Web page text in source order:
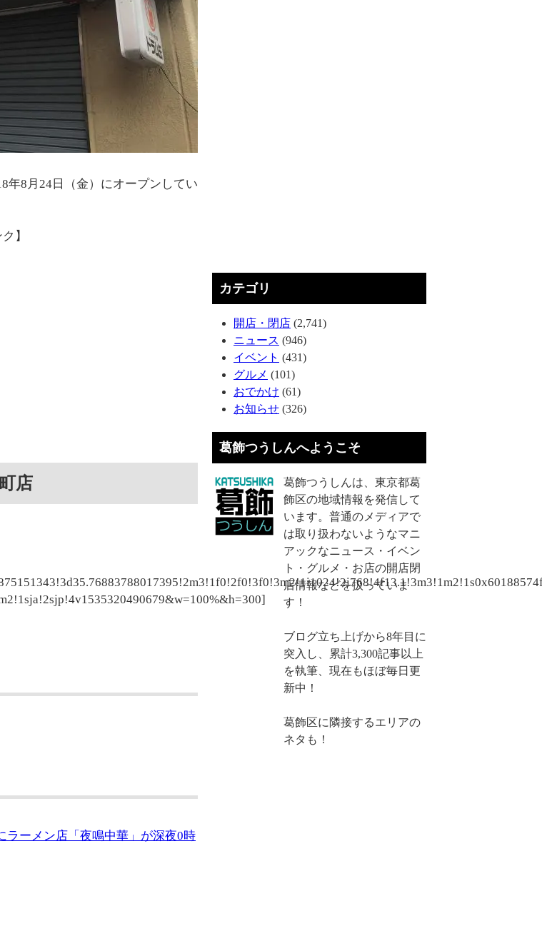
年8月24日（金）にオープンしてい
】
店
ラーメン店「夜鳴中華」が深夜0時
カテゴリ
開店・閉店 (2,741)
ニュース (946)
イベント (431)
グルメ (101)
おでかけ (61)
お知らせ (326)
葛飾つうしんへようこそ
葛飾つうしんは、東京都葛
飾区の地域情報を発信して
います。普通のメディアで
は取り扱わないようなマニ
アックなニュース・イベン
ト・グルメ・お店の開店閉
店情報などを扱っていま
す！
ブログ立ち上げから8年目に
突入し、累計3,300記事以上
を執筆、現在もほぼ毎日更
新中！
葛飾区に隣接するエリアの
ネタも！